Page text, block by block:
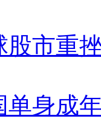
股市重
单身成